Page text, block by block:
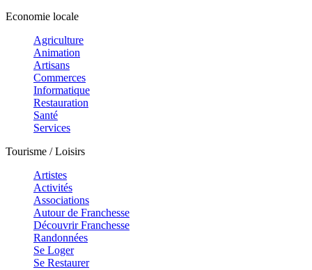
Economie locale
Agriculture
Animation
Artisans
Commerces
Informatique
Restauration
Santé
Services
Tourisme / Loisirs
Artistes
Activités
Associations
Autour de Franchesse
Découvrir Franchesse
Randonnées
Se Loger
Se Restaurer